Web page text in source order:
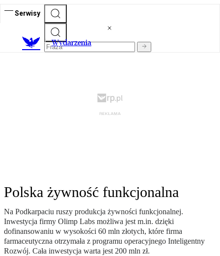
Serwisy
Wydarzenia
Polska żywność funkcjonalna
Na Podkarpaciu ruszy produkcja żywności funkcjonalnej.
Inwestycja firmy Olimp Labs możliwa jest m.in. dzięki
dofinansowaniu w wysokości 60 mln złotych, które firma
farmaceutyczna otrzymała z programu operacyjnego Inteligentny
Rozwój. Cała inwestycja warta jest 200 mln zł.